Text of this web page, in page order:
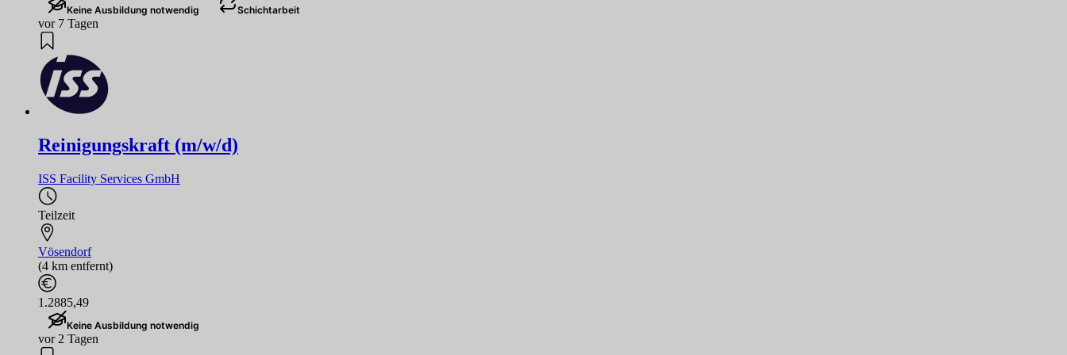
Keine Ausbildung notwendig Schichtarbeit
vor 7 Tagen
Reinigungskraft (m/w/d)
ISS Facility Services GmbH
Teilzeit
Vösendorf
(4 km entfernt)
1.2885,49
Keine Ausbildung notwendig
vor 2 Tagen